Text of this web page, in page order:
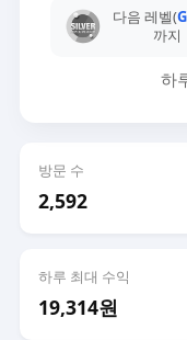
다음 레벨(
까지
하
방문 수
2,592
하루 최대 수익
19,314원